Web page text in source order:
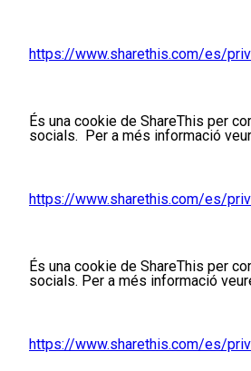
https://www.sharethis.com/es/
És una cookie de ShareThis per
socials. Per a més informació
https://www.sharethis.com/es/
És una cookie de ShareThis per
socials. Per a més informació
https://www.sharethis.com/es/